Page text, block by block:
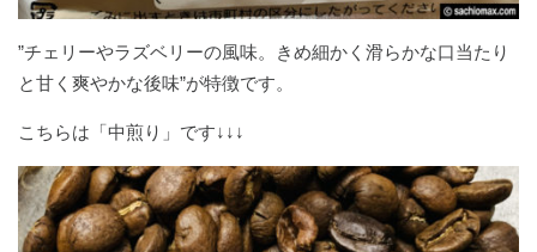
”チェリーやラズベリーの風味。きめ細かく滑らかな口当たり
と甘く爽やかな後味”が特徴です。
こちらは「中煎り」です↓↓↓